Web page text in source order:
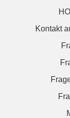
Kontakt